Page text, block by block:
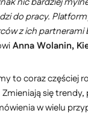
do pracy.
z ich
Anna Wolanin,
to coraz
się trendy,
w wielu